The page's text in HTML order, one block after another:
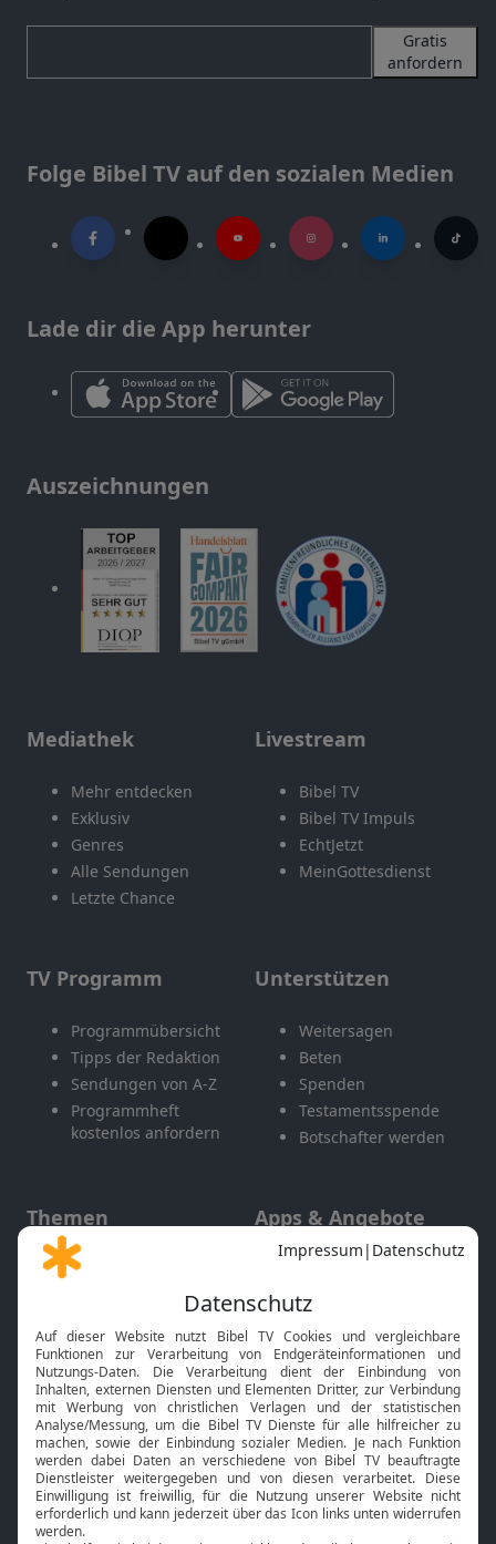
Gratis
anfordern
Folge Bibel TV auf den sozialen Medien
Lade dir die App herunter
Auszeichnungen
Mediathek
Mehr entdecken
Exklusiv
Genres
Alle Sendungen
Letzte Chance
Livestream
Bibel TV
Bibel TV Impuls
EchtJetzt
MeinGottesdienst
TV Programm
Programmübersicht
Tipps der Redaktion
Sendungen von A-Z
Programmheft
kostenlos anfordern
Unterstützen
Weitersagen
Beten
Spenden
Testamentsspende
Botschafter werden
Themen
Gott und Bibel erklärt
Neuigkeiten
Apps & Angebote
Mobile App
Smart TV
HbbTV
Bibelthek Online-Bibel
Nächster Gottesdienst
Bibel TV Service